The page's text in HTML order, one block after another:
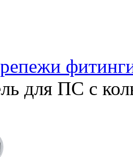
для ПС с